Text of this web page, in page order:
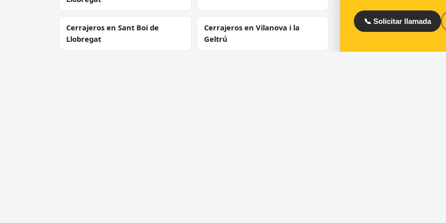
Cerrajeros en Sant Boi de
Llobregat
Cerrajeros en Vilanova i la
Geltrú
📞 Solicitar llamada